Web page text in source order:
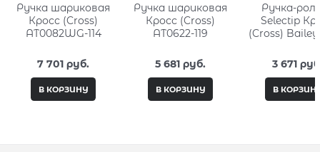
Ручка шариковая
Кросс (Cross)
AT0082WG-114
7 701 руб.
В КОРЗИНУ
Ручка шариковая
Кросс (Cross)
AT0622-119
5 681 руб.
В КОРЗИНУ
Ручка-
Selectip
(Cross)
3 671
В